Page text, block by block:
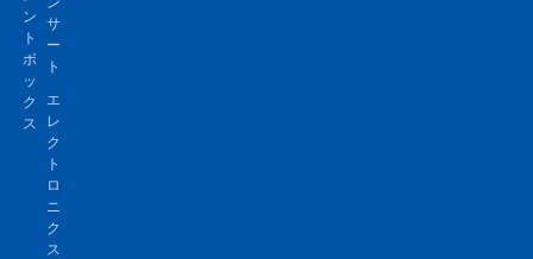
ン
ト
ボ
ッ
ク
ス
サ
ー
ト
エ
レ
ク
ト
ロ
ニ
ク
ス